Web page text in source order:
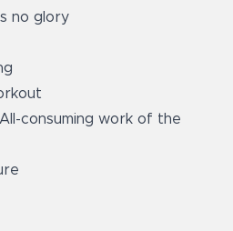
no glory
consuming work of the